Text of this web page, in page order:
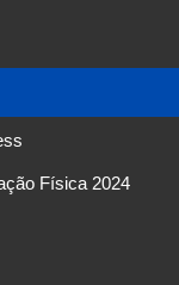
Física 2024